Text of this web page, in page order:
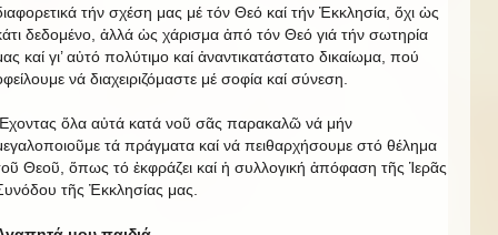
τήν σχέση μας μέ τόν Θεό καί τήν Ἐκκλησία, ὄχι ὡς
δεδομένο, ἀλλά ὡς χάρισμα ἀπό τόν Θεό γιά τήν σωτηρία
καί γι’ αὐτό πολύτιμο καί ἀναντικατάστατο δικαίωμα, πού
νά διαχειριζόμαστε μέ σοφία καί σύνεση.
ὅλα αὐτά κατά νοῦ σᾶς παρακαλῶ νά μήν
τά πράγματα καί νά πειθαρχήσουμε στό θέλημα
Θεοῦ, ὅπως τό ἐκφράζει καί ἡ συλλογική ἀπόφαση τῆς Ἱερᾶς
τῆς Ἐκκλησίας μας.